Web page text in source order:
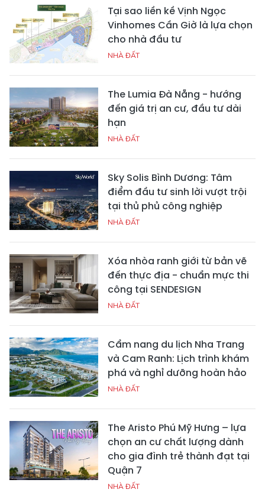
Tại sao liền kề Vịnh Ngọc
Vinhomes Cần Giờ là lựa chọn
cho nhà đầu tư
NHÀ ĐẤT
The Lumia Đà Nẵng - hướng
đến giá trị an cư, đầu tư dài
hạn
NHÀ ĐẤT
Sky Solis Bình Dương: Tâm
điểm đầu tư sinh lời vượt trội
tại thủ phủ công nghiệp
NHÀ ĐẤT
Xóa nhòa ranh giới từ bản vẽ
đến thực địa - chuẩn mực thi
công tại SENDESIGN
NHÀ ĐẤT
Cẩm nang du lịch Nha Trang
và Cam Ranh: Lịch trình khám
phá và nghỉ dưỡng hoàn hảo
NHÀ ĐẤT
The Aristo Phú Mỹ Hưng – lựa
chọn an cư chất lượng dành
cho gia đình trẻ thành đạt tại
Quận 7
NHÀ ĐẤT